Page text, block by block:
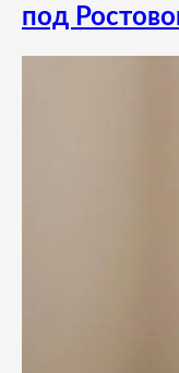
под